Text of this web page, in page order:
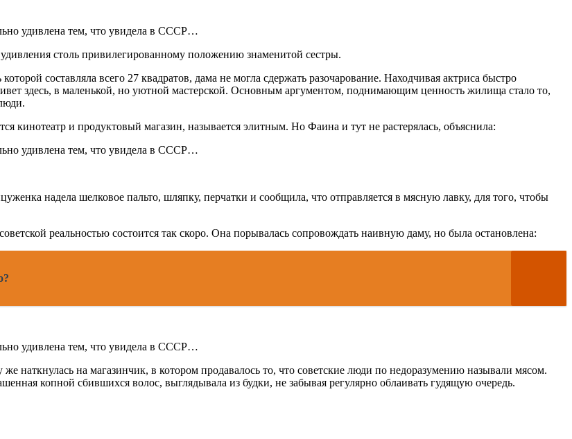
столь привилегированному положению знаменитой сестры.
составляла всего 27 квадратов, дама не могла сдержать разочарование. Находчивая актриса быстро
здесь, в маленькой, но уютной мастерской. Основным аргументом, поднимающим ценность жилища стало то,
кинотеатр и продуктовый магазин, называется элитным. Но Фаина и тут не растерялась, объяснила:
надела шелковое пальто, шляпку, перчатки и сообщила, что отправляется в мясную лавку, для того, чтобы
реальностью состоится так скоро. Она порывалась сопровождать наивную даму, но была остановлена:
наткнулась на магазинчик, в котором продавалось то, что советские люди по недоразумению называли мясом.
копной сбившихся волос, выглядывала из будки, не забывая регулярно облаивать гудящую очередь.